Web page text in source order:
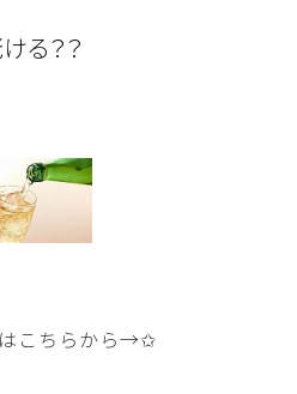
る？？
こちらから→✩